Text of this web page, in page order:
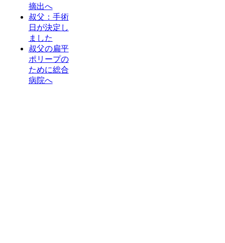
摘出へ
叔父：手術
日が決定し
ました
叔父の扁平
ポリープの
ために総合
病院へ